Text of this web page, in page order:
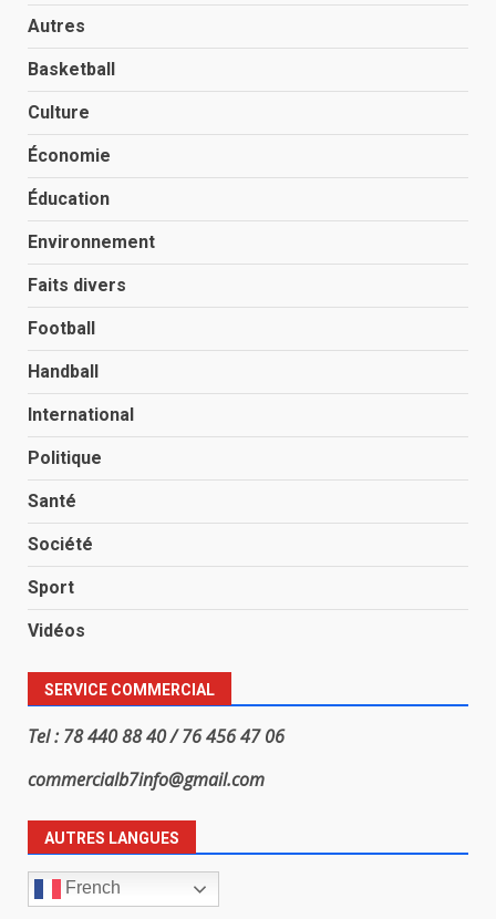
Autres
Basketball
Culture
Économie
Éducation
Environnement
Faits divers
Football
Handball
International
Politique
Santé
Société
Sport
Vidéos
SERVICE COMMERCIAL
Tel : 78 440 88 40 / 76 456 47 06
commercialb7info@gmail.com
AUTRES LANGUES
French